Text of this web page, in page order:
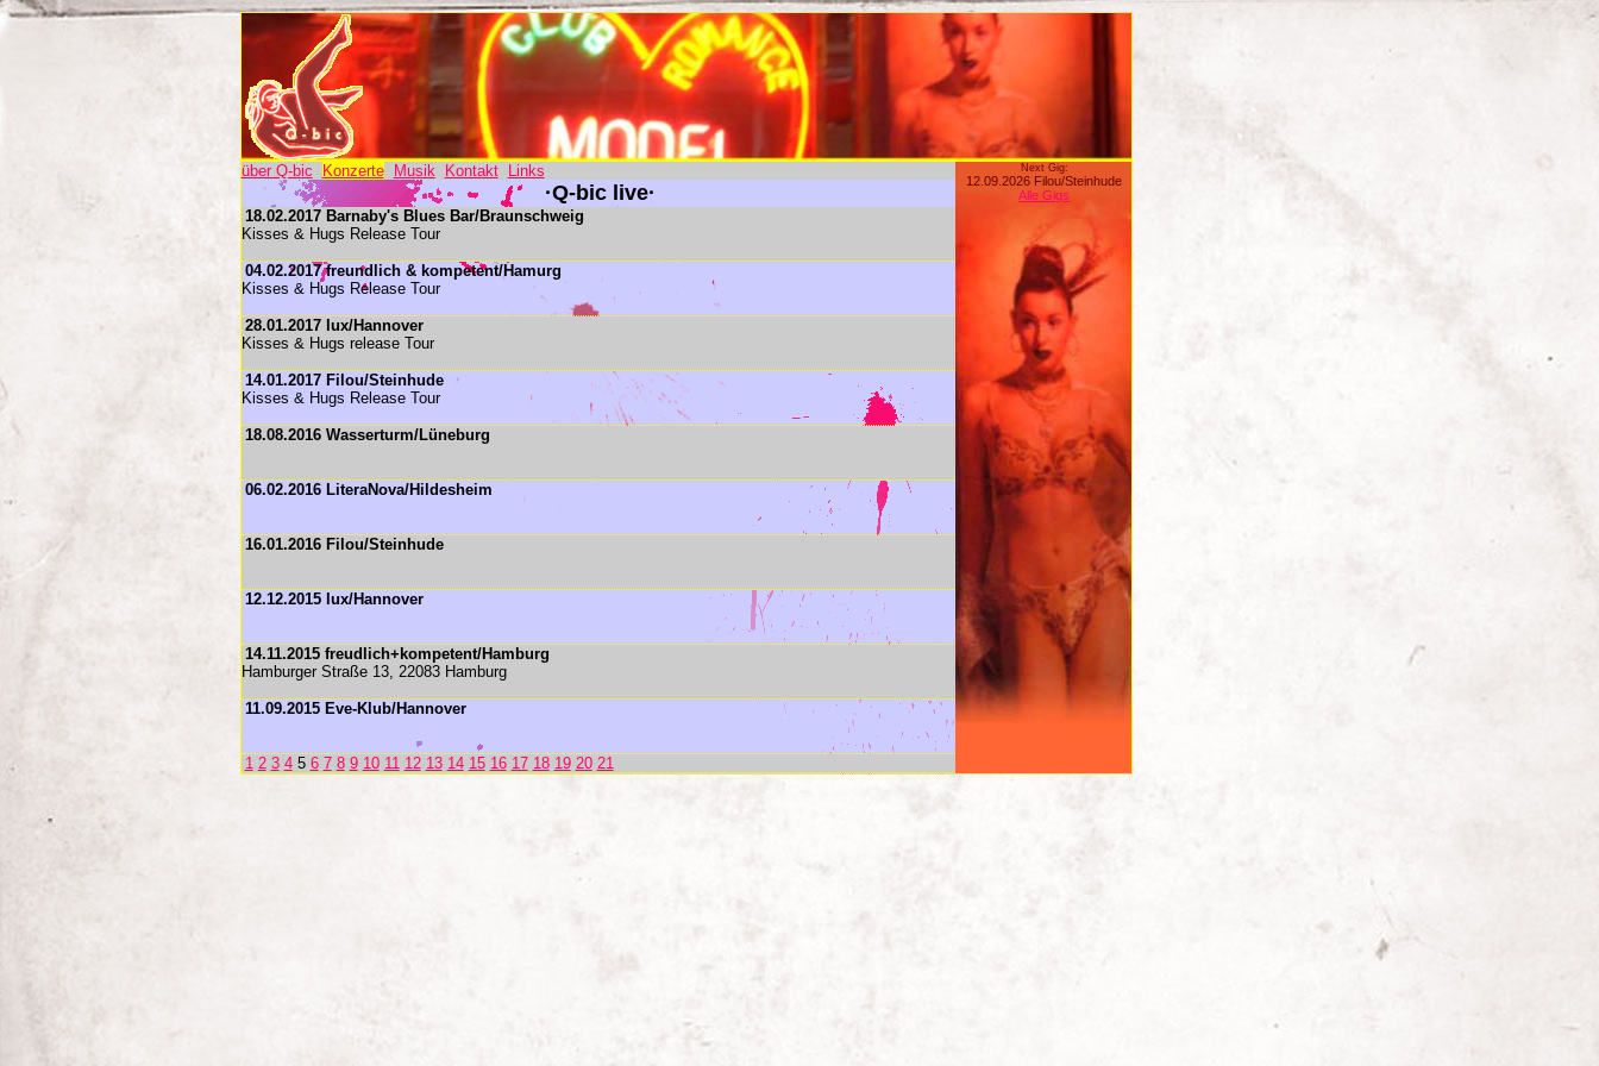
über Q-bic Konzerte Musik Kontakt Links Next Gig:
12.09.2026 Filou/Steinhude
Alle Gigs
·Q-bic live·
18.02.2017 Barnaby's Blues Bar/Braunschweig
Kisses & Hugs Release Tour
04.02.2017 freundlich & kompetent/Hamurg
Kisses & Hugs Release Tour
28.01.2017 lux/Hannover
Kisses & Hugs release Tour
14.01.2017 Filou/Steinhude
Kisses & Hugs Release Tour
18.08.2016 Wasserturm/Lüneburg
06.02.2016 LiteraNova/Hildesheim
16.01.2016 Filou/Steinhude
12.12.2015 lux/Hannover
14.11.2015 freudlich+kompetent/Hamburg
Hamburger Straße 13, 22083 Hamburg
11.09.2015 Eve-Klub/Hannover
1 2 3 45 6 7 8 9 10 11 12 13 14 15 16 17 18 19 20 21